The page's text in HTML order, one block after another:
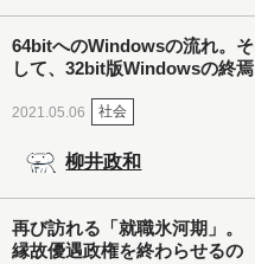
64bitへのWindowsの流れ。そ
して、32bit版Windowsの終焉
2021.05.06 社会
柳井政和
再び訪れる「就職氷河期」。
縁故優遇政権を終わらせるの